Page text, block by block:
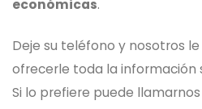
económicas.
Deje su teléfono y nosotros
ofrecerle toda la información
Si lo prefiere puede